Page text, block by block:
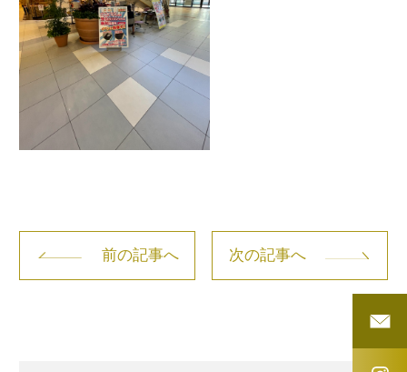
前の記事へ 次の記事へ